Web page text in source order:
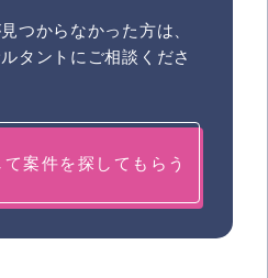
つからなかった方は、
タントにご相談くださ
案件を探してもらう